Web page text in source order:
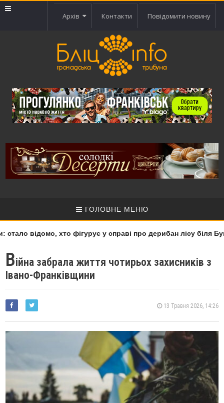
Архів Контакти Повідомити новину
ГОЛОВНЕ МЕНЮ
відомо, хто фігурує у справі про дерибан лісу біля
Війна забрала життя чотирьох захисників з
Івано-Франківщини
13 Травня 2026, 14:26